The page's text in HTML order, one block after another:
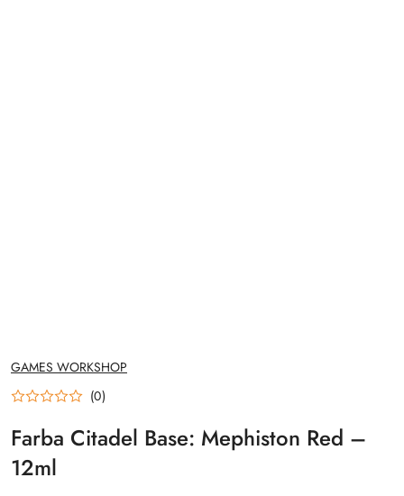
NAZWA
PRODUCENTA:
GAMES WORKSHOP
(0)
Farba Citadel Base: Mephiston Red –
12ml